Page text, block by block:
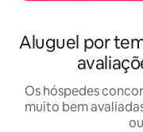
Aluguel por
Os hóspedes
muito bem